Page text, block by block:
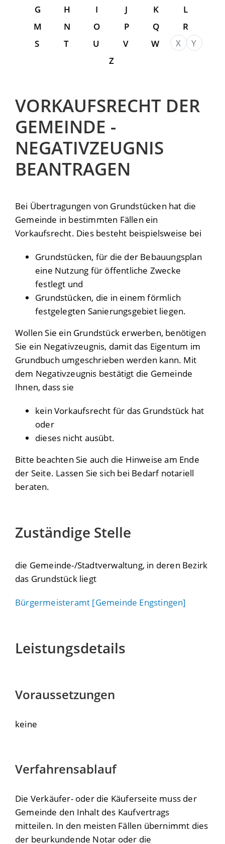
G
H I J K
L
M
N O P Q
R
S
T U V W X
Y
Z
VORKAUFSRECHT DER
GEMEINDE -
NEGATIVZEUGNIS
BEANTRAGEN
Bei Übertragungen von Grundstücken hat die
Gemeinde in bestimmten Fällen ein
Vorkaufsrecht. Dies besteht beispielsweise bei
Grundstücken, für die der Bebauungsplan
eine Nutzung für öffentliche Zwecke
festlegt und
Grundstücken, die in einem förmlich
festgelegten Sanierungsgebiet liegen.
Wollen Sie ein Grundstück erwerben, benötigen
Sie ein Negativzeugnis, damit das Eigentum im
Grundbuch umgeschrieben werden kann. Mit
dem Negativzeugnis bestätigt die Gemeinde
Ihnen, dass sie
kein Vorkaufsrecht für das Grundstück hat
oder
dieses nicht ausübt.
Bitte beachten Sie auch die Hinweise am Ende
der Seite. Lassen Sie sich bei Bedarf notariell
beraten.
Zuständige Stelle
die Gemeinde-/Stadtverwaltung, in deren Bezirk
das Grundstück liegt
Bürgermeisteramt [Gemeinde Engstingen]
Leistungsdetails
Voraussetzungen
keine
Verfahrensablauf
Die Verkäufer- oder die Käuferseite muss der
Gemeinde den Inhalt des Kaufvertrags
mitteilen. In den meisten Fällen übernimmt dies
der beurkundende Notar oder die